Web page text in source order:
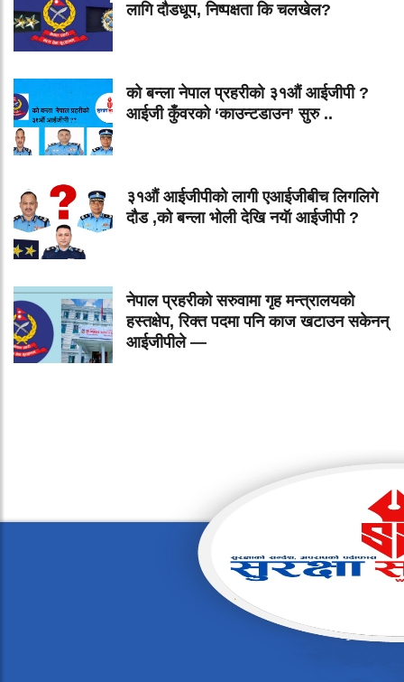
लागि दौडधूप, निष्पक्षता कि चलखेल?
को बन्ला नेपाल प्रहरीको ३१औं आईजीपी ?
आईजी कुँवरको ‘काउन्टडाउन’ सुरु ..
३१औं आईजीपीको लागी एआईजीबीच लिगलिगे
दौड ,को बन्ला भोली देखि नयॅा आईजीपी ?
नेपाल प्रहरीको सरुवामा गृह मन्त्रालयको
हस्तक्षेप, रिक्त पदमा पनि काज खटाउन सकेनन्
आईजीपीले —